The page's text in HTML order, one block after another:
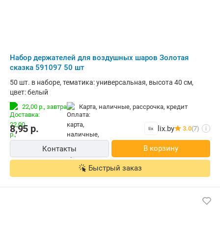
Набор держателей для воздушных шаров Золотая
сказка 591097 50 шт
50 шт. в наборе, тематика: универсальная, высота 40 см,
цвет: белый
22,00 р., завтра карта, наличные, рассрочка, кредит
8,95 р. lix.by 3.0(7) i
Контакты В корзину
Быстрый заказ